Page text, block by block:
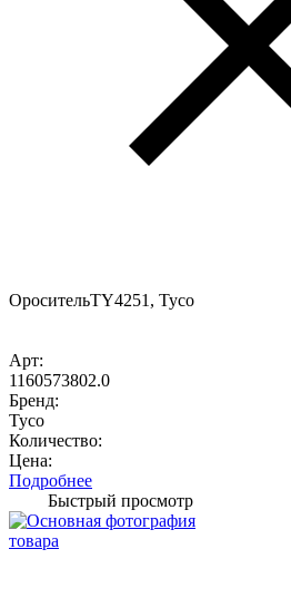
ОросительTY4251, Tyco
Арт:
1160573802.0
Бренд:
Tyco
Количество:
Цена:
Подробнее
Быстрый просмотр